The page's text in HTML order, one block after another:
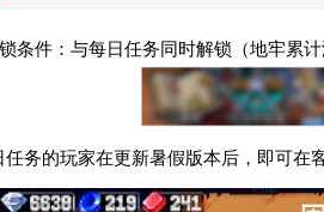
条件：与每日任务同时解锁（地牢累
务的玩家在更新暑假版本后，即可在